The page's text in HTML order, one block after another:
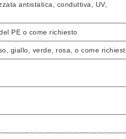
antistatica, conduttiva, UV,
PE o come richiesto
giallo, verde, rosa, o come